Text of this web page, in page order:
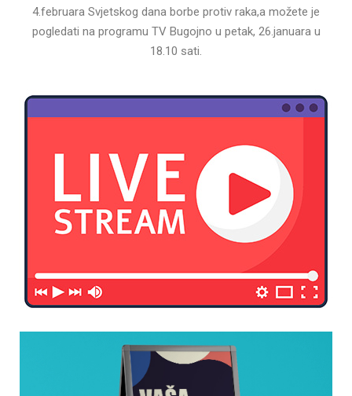
4.februara Svjetskog dana borbe protiv raka,a možete je
pogledati na programu TV Bugojno u petak, 26.januara u
18.10 sati.